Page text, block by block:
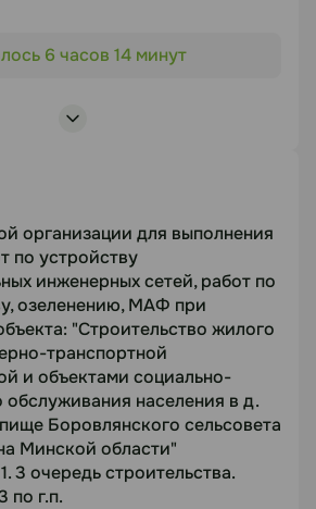
i/HtU6izrf5wRiwQ
Посмотреть лоты
жилого района с инженерно-
обслуживания
Минского района».
комплексы) для школы
d/AmO1djPfBezWTA
6 часов 14 минут
организации для выполнения
по устройству
инженерных сетей, работ по
озеленению, МАФ при
"Строительство жилого
транспортной
и объектами социально-
обслуживания населения в д.
Боровлянского сельсовета
Минской области"
очередь строительства.
г.п.